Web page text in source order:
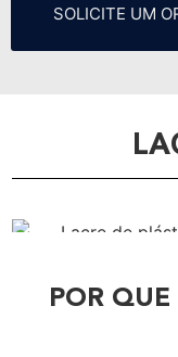
SOLICITE UM
POR